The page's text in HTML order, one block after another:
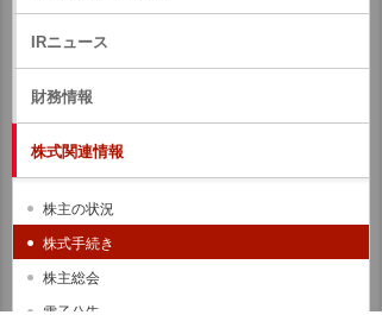
IRニュース
財務情報
株式関連情報
株主の状況
株式手続き
株主総会